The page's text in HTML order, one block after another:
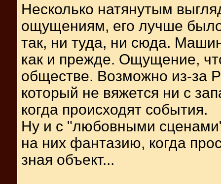
Несколько натянутым
ощущениям, его лучше
так, ни туда, ни сюда.
как и прежде. Ощущение,
обществе. Возможно из-за
который не вяжется ни с
когда происходят события.
Ну и с "любовными
на них фантазию, когда
зная объект...